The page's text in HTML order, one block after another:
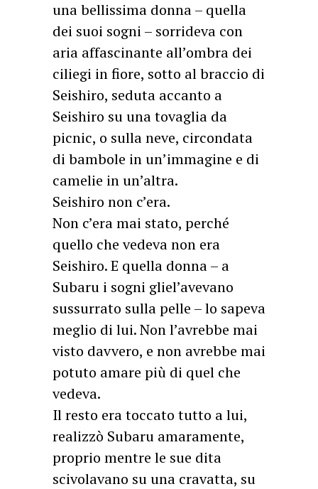
una bellissima donna – quella
dei suoi sogni – sorrideva con
aria affascinante all’ombra dei
ciliegi in fiore, sotto al braccio di
Seishiro, seduta accanto a
Seishiro su una tovaglia da
picnic, o sulla neve, circondata
di bambole in un’immagine e di
camelie in un’altra.
Seishiro non c’era.
Non c’era mai stato, perché
quello che vedeva non era
Seishiro. E quella donna – a
Subaru i sogni gliel’avevano
sussurrato sulla pelle – lo sapeva
meglio di lui. Non l’avrebbe mai
visto davvero, e non avrebbe mai
potuto amare più di quel che
vedeva.
Il resto era toccato tutto a lui,
realizzò Subaru amaramente,
proprio mentre le sue dita
scivolavano su una cravatta, su